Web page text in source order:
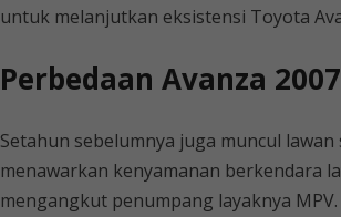
untuk melanjutkan eksistensi Toyota
Perbedaan Avanza
Setahun sebelumnya juga muncul
menawarkan kenyamanan berkendara
mengangkut penumpang layaknya